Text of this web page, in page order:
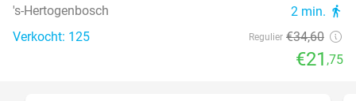
's-Hertogenbosch 2 min. directions_walk
Verkocht: 125 Regulier €34,60
€21 ,75